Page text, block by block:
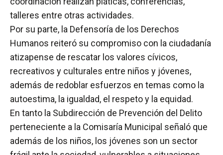
talleres entre otras actividades.
Por su parte, la Defensoría de los Derechos
Humanos reiteró su compromiso con la ciudadanía
atizapense de rescatar los valores cívicos,
recreativos y culturales entre niños y jóvenes,
además de redoblar esfuerzos en temas como la
autoestima, la igualdad, el respeto y la equidad.
En tanto la Subdirección de Prevención del Delito
perteneciente a la Comisaría Municipal señaló que
además de los niños, los jóvenes son un sector